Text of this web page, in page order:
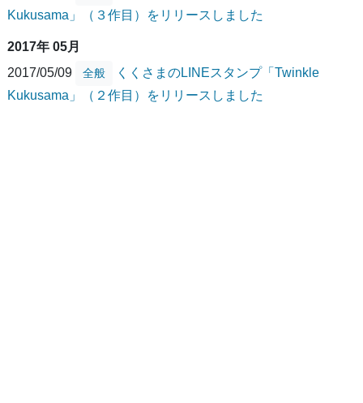
Kukusama」（３作目）をリリースしました
2017年 05月
2017/05/09
全般
くくさまのLINEスタンプ「Twinkle
Kukusama」（２作目）をリリースしました